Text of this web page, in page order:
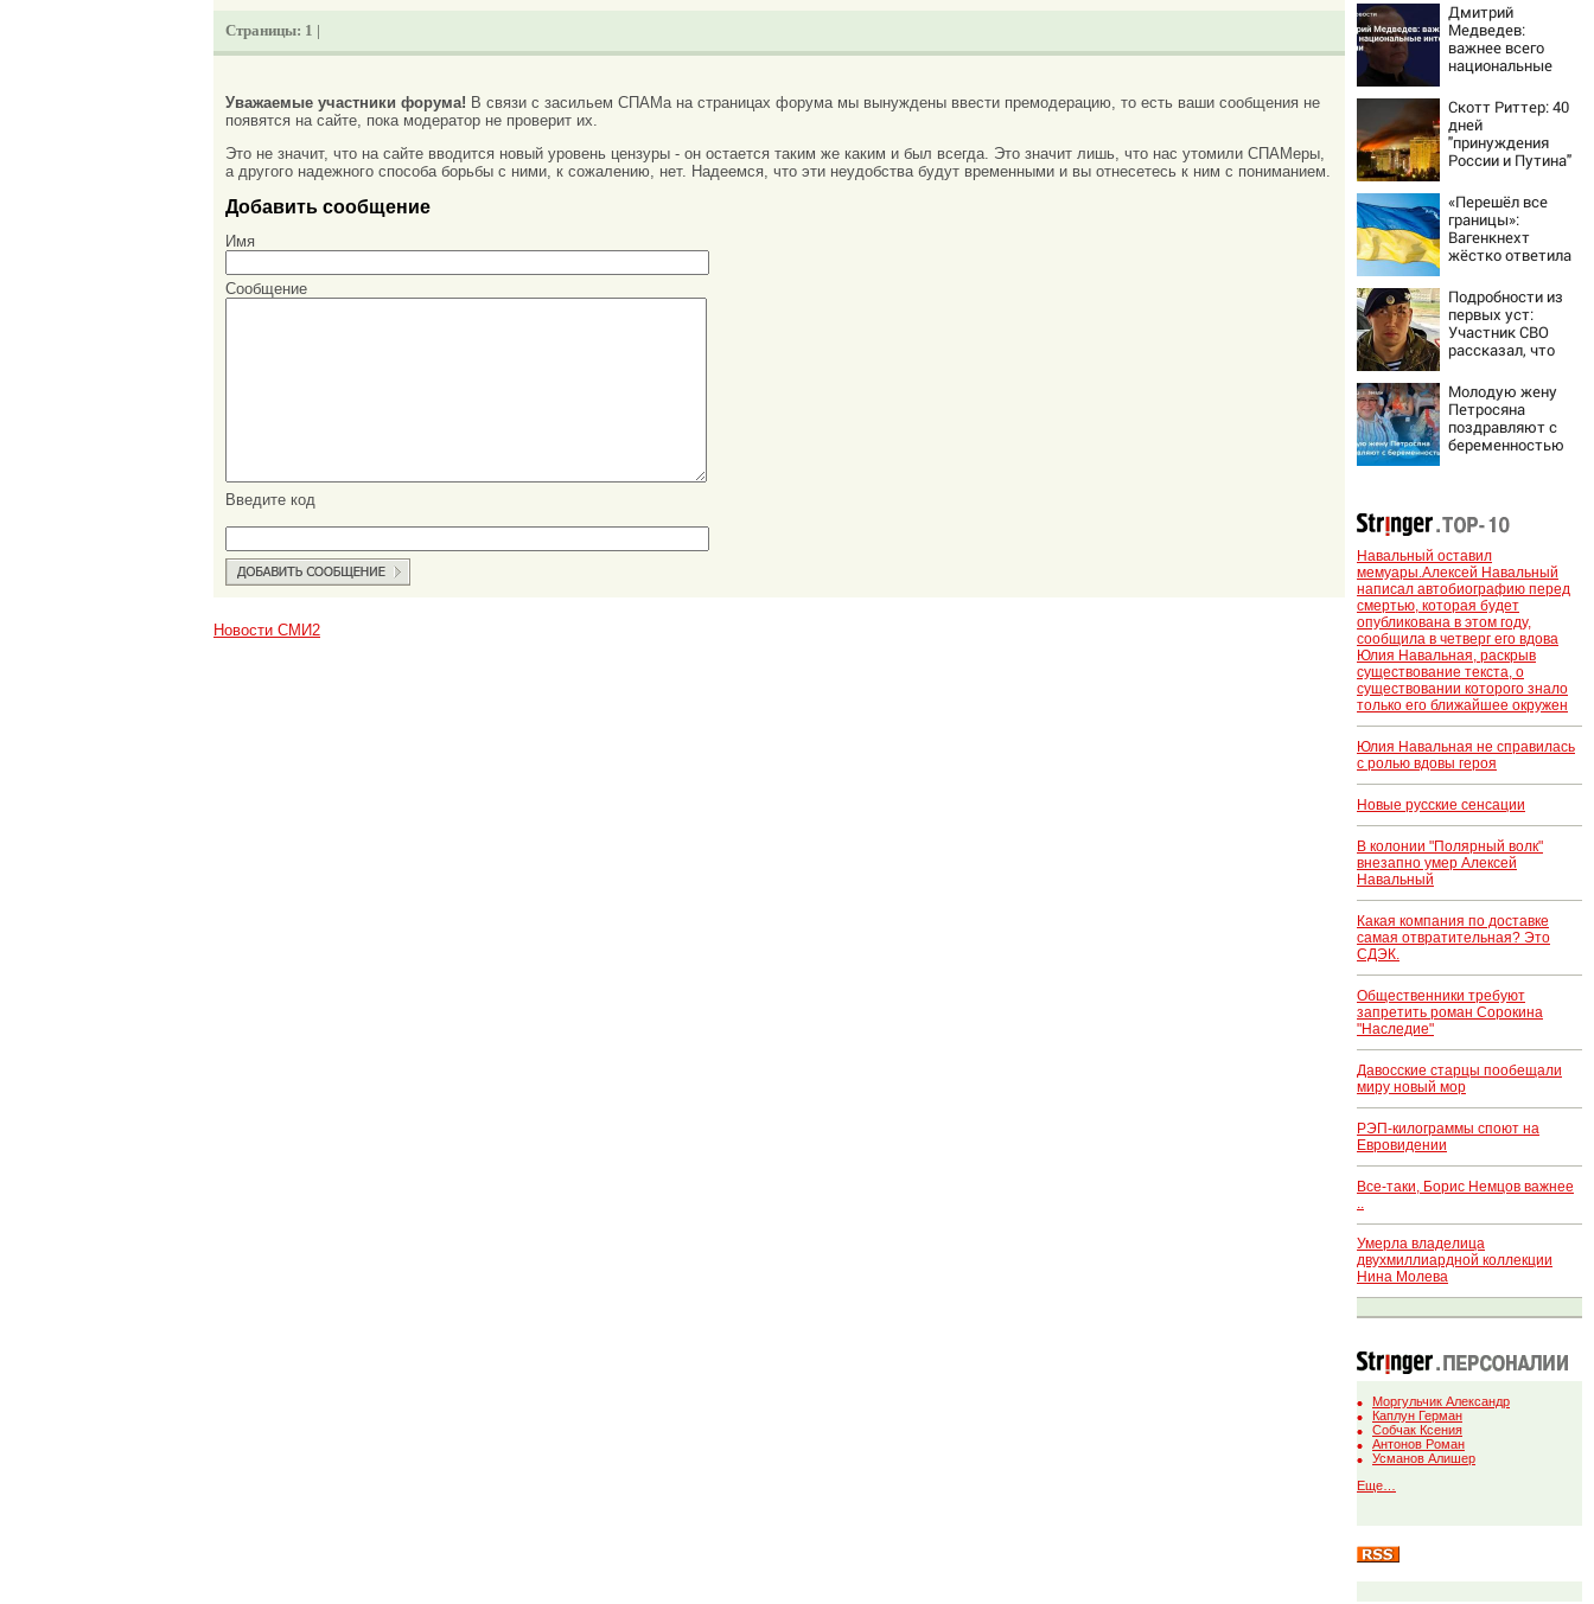
Страницы: 1 |
Уважаемые участники форума! В связи с засильем СПАМа на страницах форума мы вынуждены ввести премодерацию, то есть ваши сообщения не
появятся на сайте, пока модератор не проверит их.
Это не значит, что на сайте вводится новый уровень цензуры - он остается таким же каким и был всегда. Это значит лишь, что нас утомили СПАМеры,
а другого надежного способа борьбы с ними, к сожалению, нет. Надеемся, что эти неудобства будут временными и вы отнесетесь к ним с пониманием.
Добавить сообщение
Имя
Сообщение
Введите код
Новости СМИ2
Дмитрий
Медведев:
важнее всего
национальные
Скотт Риттер: 40
дней
"принуждения
России и Путина"
крах режима
Зеленского
«Перешёл все
границы»:
Вагенкнехт
жёстко ответила
Подробности из
первых уст:
Участник СВО
рассказал, что
схватке с
медведем
Молодую жену
Петросяна
поздравляют с
беременностью
Навальный оставил
мемуары.Алексей Навальный
написал автобиографию перед
смертью, которая будет
опубликована в этом году,
сообщила в четверг его вдова
Юлия Навальная, раскрыв
существование текста, о
существовании которого знало
только его ближайшее окружен
Юлия Навальная не справилась
с ролью вдовы героя
Новые русские сенсации
В колонии "Полярный волк"
внезапно умер Алексей
Навальный
Какая компания по доставке
самая отвратительная? Это
СДЭК.
Общественники требуют
запретить роман Сорокина
"Наследие"
Давосские старцы пообещали
миру новый мор
РЭП-килограммы споют на
Евровидении
Все-таки, Борис Немцов важнее
Умерла владелица
двухмиллиардной коллекции
Нина Молева
Моргульчик Александр
Каплун Герман
Собчак Ксения
Антонов Роман
Усманов Алишер
Еще…